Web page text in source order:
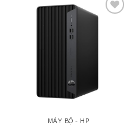
MÁY BỘ - HP